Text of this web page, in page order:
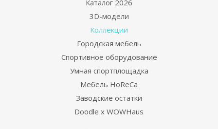
Каталог 2026
3D-модели
Коллекции
Городская мебель
Спортивное оборудование
Умная спортплощадка
Мебель HoReCa
Заводские остатки
Doodle x WOWHaus